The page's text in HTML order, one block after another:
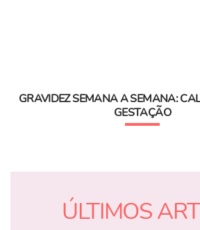
GRAVIDEZ SEMANA A SEMANA:
GESTAÇÃO
ÚLTIMOS